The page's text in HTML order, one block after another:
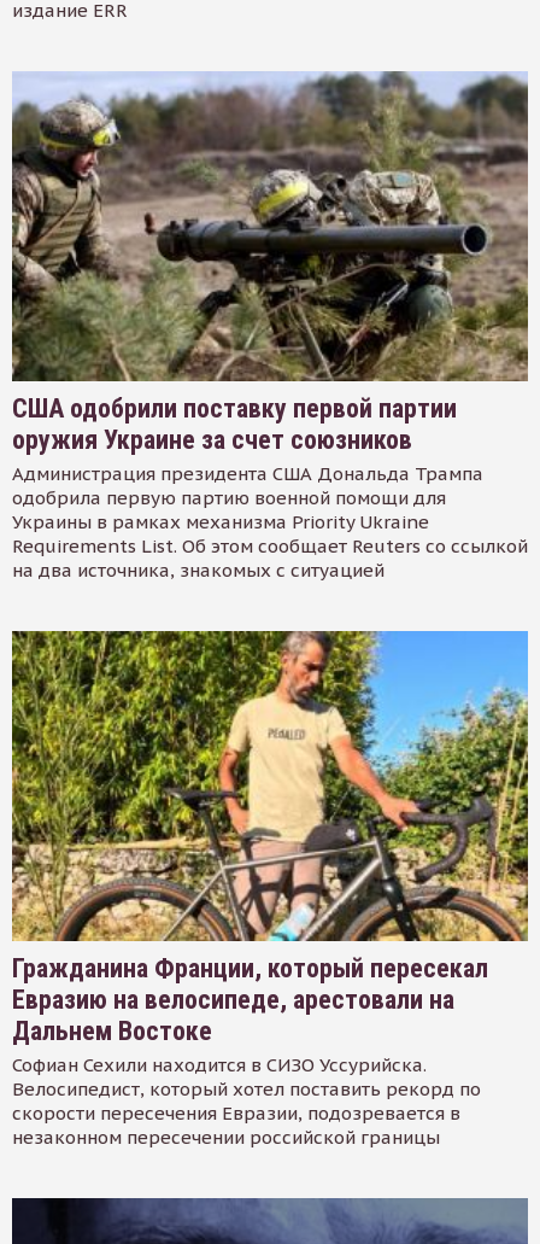
издание ERR
США одобрили поставку первой партии
оружия Украине за счет союзников
Администрация президента США Дональда Трампа
одобрила первую партию военной помощи для
Украины в рамках механизма Priority Ukraine
Requirements List. Об этом сообщает Reuters со ссылкой
на два источника, знакомых с ситуацией
Гражданина Франции, который пересекал
Евразию на велосипеде, арестовали на
Дальнем Востоке
Софиан Сехили находится в СИЗО Уссурийска.
Велосипедист, который хотел поставить рекорд по
скорости пересечения Евразии, подозревается в
незаконном пересечении российской границы